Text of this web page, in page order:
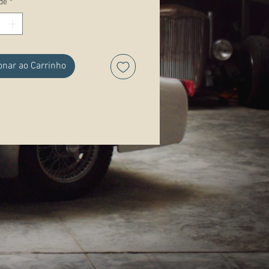
*
ao Carrinho